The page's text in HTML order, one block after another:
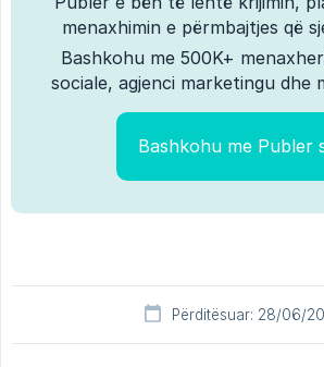
menaxhimin e përmbajtjes që
Bashkohu me 500K+
sociale, agjenci marketingu dhe
Bashkohu me Publer
Përditësuar: 28/06/